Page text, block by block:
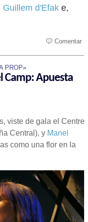
Guillem d'Efak e,
Comentar
PROP»
Camp: Apuesta
viste de gala el Centre
Central), y Manel
como una flor en la